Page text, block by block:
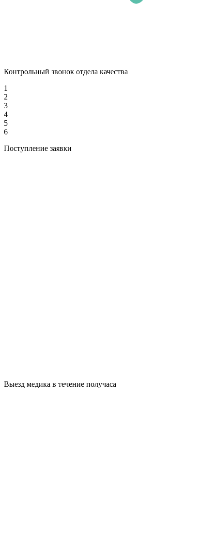
Контрольный звонок отдела качества
1
2
3
4
5
6
Поступление заявки
Выезд медика в течение получаса